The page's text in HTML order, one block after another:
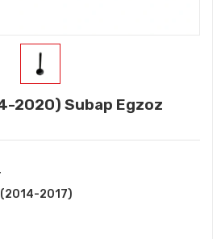
2020) Subap Egzoz
(2014-2017)